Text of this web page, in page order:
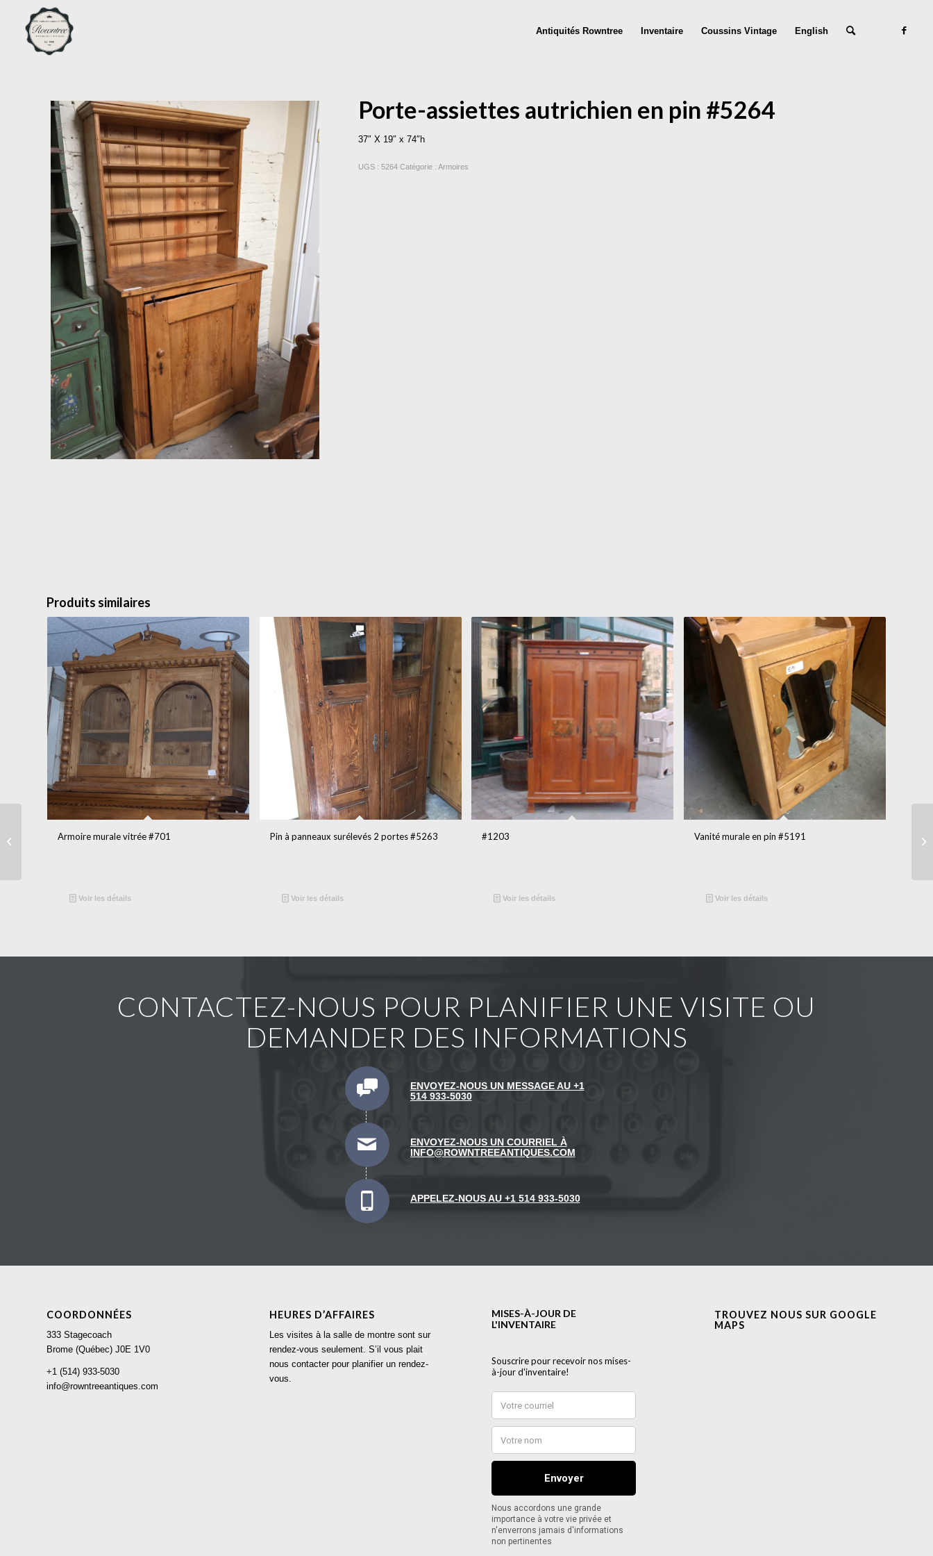
Antiquités Rowntree Inventaire Coussins Vintage English
Porte-assiettes autrichien en pin #5264
37″ X 19″ x 74″h
UGS :5264 Catégorie :Armoires
Produits similaires
Armoire murale vitrée #701
Voir les détails
Pin à panneaux surélevés 2 portes #5263
Voir les détails
#1203
Voir les détails
Vanité murale en pin #5191
Voir les détails
CONTACTEZ-NOUS POUR PLANIFIER UNE VISITE OU
DEMANDER DES INFORMATIONS
ENVOYEZ-NOUS UN MESSAGE AU +1
514 933-5030
ENVOYEZ-NOUS UN COURRIEL À
INFO@ROWNTREEANTIQUES.COM
APPELEZ-NOUS AU +1 514 933-5030
COORDONNÉES
333 Stagecoach
Brome (Québec) J0E 1V0
+1 (514) 933-5030
info@rowntreeantiques.com
HEURES D’AFFAIRES
Les visites à la salle de montre sont sur
rendez-vous seulement. S’il vous plait
nous contacter pour planifier un rendez-
vous.
TROUVEZ NOUS SUR GOOGLE
MAPS
Porte simple peinte